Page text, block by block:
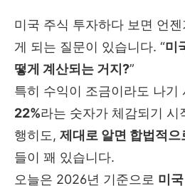
미국 주식 투자하다 보면 언
게 되는 질문이 있습니다. “미
떻게 계산되는 거지?”
특히 수익이 조금이라도 나기
22%라는 숫자가 체감되기 시
행히도, 제대로 알면 합법적으
들이 꽤 있습니다.
오늘은 2026년 기준으로 미